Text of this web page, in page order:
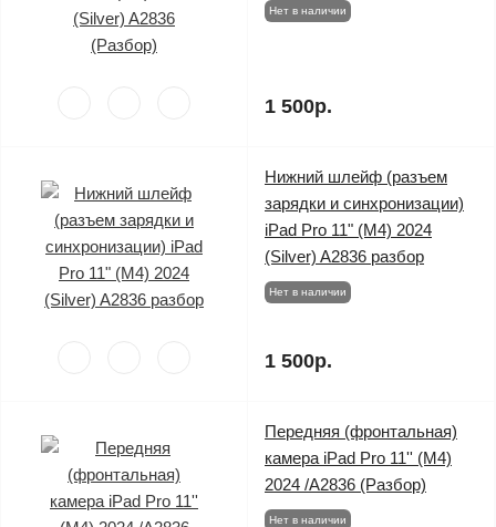
Нет в наличии
1 500р.
Нижний шлейф (разъем
зарядки и синхронизации)
iPad Pro 11" (M4) 2024
(Silver) A2836 разбор
Нет в наличии
1 500р.
Передняя (фронтальная)
камера iPad Pro 11'' (M4)
2024 /A2836 (Разбор)
Нет в наличии